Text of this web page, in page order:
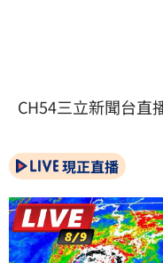
CH54三立新聞台直
現正直播